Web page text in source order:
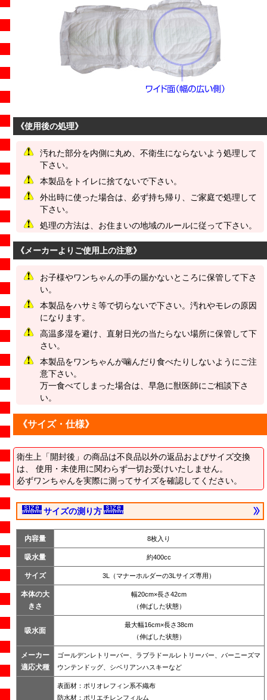
《使用後の処理》
汚れた部分を内側に丸め、不衛生にならないよう処理して
下さい。
本製品をトイレに捨てないで下さい。
外出時に使った場合は、必ず持ち帰り、ご家庭で処理して
下さい。
処理の方法は、お住まいの地域のルールに従って下さい。
《メーカーよりご使用上の注意》
お子様やワンちゃんの手の届かないところに保管して下さ
い。
本製品をハサミ等で切らないで下さい。汚れやモレの原因
になります。
高温多湿を避け、直射日光の当たらない場所に保管して下
さい。
本製品をワンちゃんが噛んだり食べたりしないようにご注
意下さい。
万一食べてしまった場合は、早急に獣医師にご相談下さ
い。
《サイズ・仕様》
衛生上「開封後」の商品は不良品以外の返品およびサイズ交換
は、 使用・未使用に関わらず一切お受けいたしません。
必ずワンちゃんを実際に測ってサイズを確認してください。
サイズの測り方
内容量 8枚入り
吸水量 約400cc
サイズ 3L（マナーホルダーの3Lサイズ専用）
本体の大
きさ
幅20cm×長さ42cm
（伸ばした状態）
吸水面
最大幅16cm×長さ38cm
（伸ばした状態）
メーカー
適応犬種
ゴールデンレトリーバー、ラブラドールレトリーバー、バーニーズマ
ウンテンドッグ、シベリアンハスキーなど
表面材：ポリオレフィン系不織布
防水材：ポリエチレンフィルム